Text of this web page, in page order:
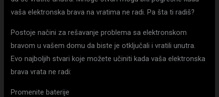
vaša elektronska brava na vratima ne radi. Pa šta ti radiš?
Postoje načini za rešavanje problema sa elektronskom
bravom u vašem domu da biste je otključali i vratili unutra.
Evo najboljih stvari koje možete učiniti kada vaša elektronska
brava vrata ne radi:
Promenite baterije